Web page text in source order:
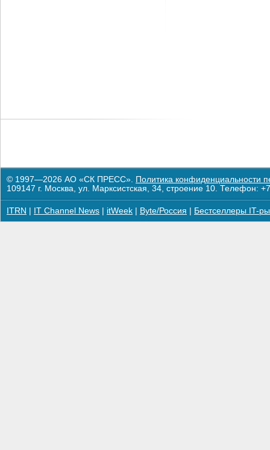
© 1997—2026 АО «СК ПРЕСС». Политика конфиденциальности
109147 г. Москва, ул. Марксистская, 34, строение 10. Телефон:
ITRN IT Channel News itWeek Byte/Россия Бестселлеры IT-